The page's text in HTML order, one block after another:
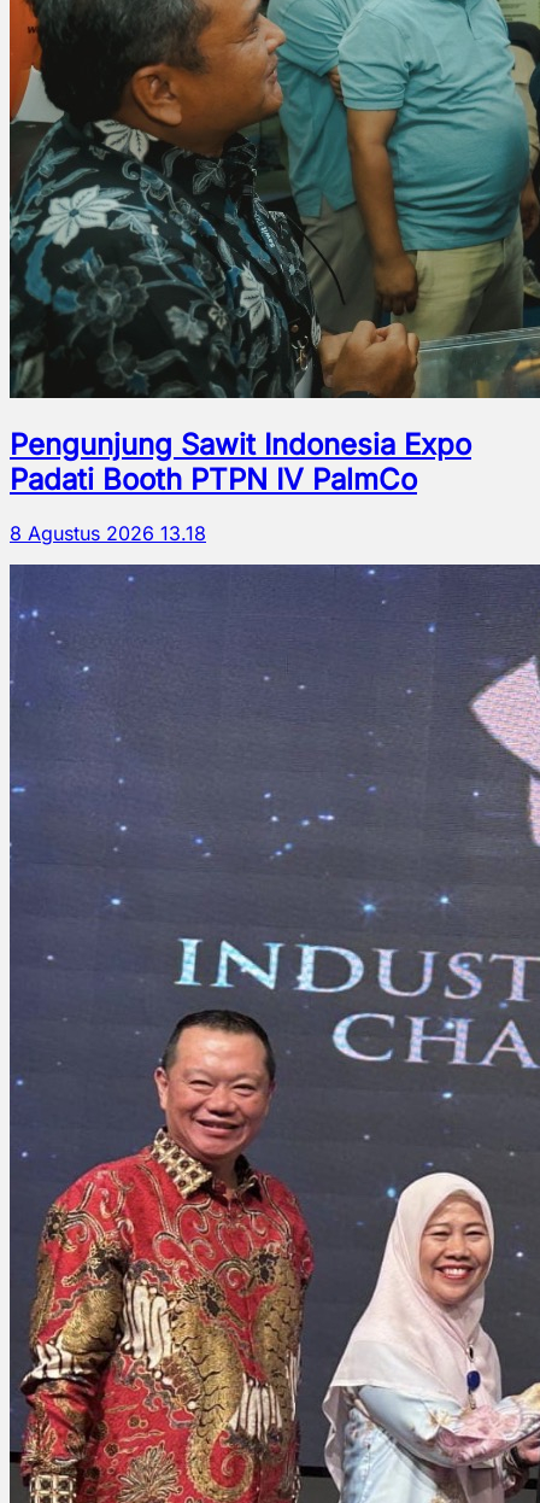
Pengunjung Sawit Indonesia Expo
Padati Booth PTPN IV PalmCo
8 Agustus 2026 13.18